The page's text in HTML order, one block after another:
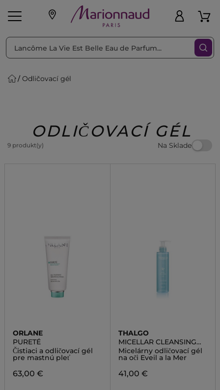
pleť Líčenie
Beauty
Odličovací gél
ODLIČOVACÍ GÉL
9 produkt(y) Na Sklade
Triediť podľa Filtrovať
ORLANE
PURETÉ
Čistiaci a odličovací gél
pre mastnú pleť
63,00 €
THALGO
MICELLAR CLEANSING
EYE GEL
Micelárny odličovací gél
na oči Eveil a la Mer
41,00 €